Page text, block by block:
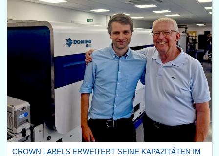
CROWN LABELS ERWEITERT SEINE KAPAZITÄTEN IM